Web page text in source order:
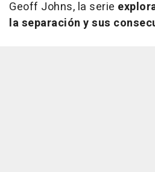
Geoff Johns, la serie
la separación y sus